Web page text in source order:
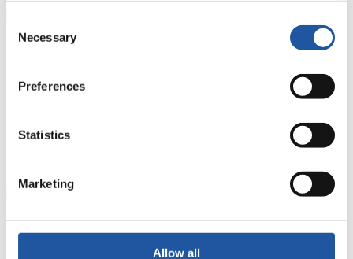
Selection
Necessary
Preferences
Statistics
Marketing
Allow all
Für Nationale Verbände
Hier können Sie sich über allgemeine Neuigkeiten informieren, das
aktuelle Regelwerk sowie Richtlinien zu Wettkämpfen, Anti-Doping
Ausschreibungen für Wettkämpfe herunterladen, sowie auf die
Mitgliedersektion zugreifen.
Für Ausrichter